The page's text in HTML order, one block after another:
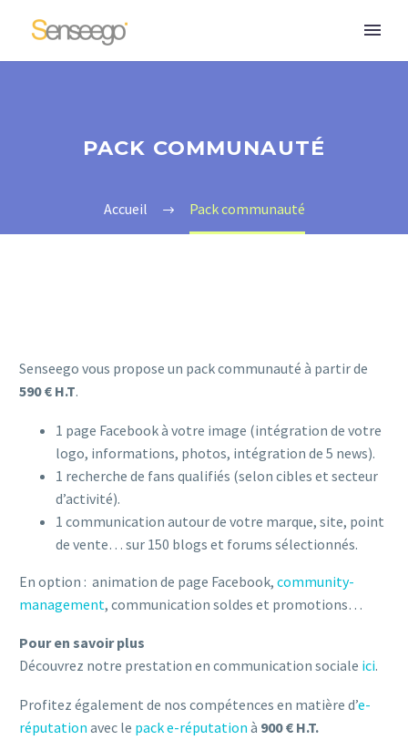
PACK COMMUNAUTÉ
Accueil Pack communauté
Senseego vous propose un pack communauté à partir de
590 € H.T.
1 page Facebook à votre image (intégration de votre
logo, informations, photos, intégration de 5 news).
1 recherche de fans qualifiés (selon cibles et secteur
d’activité).
1 communication autour de votre marque, site, point
de vente… sur 150 blogs et forums sélectionnés.
En option : animation de page Facebook, community-
management, communication soldes et promotions…
Pour en savoir plus
Découvrez notre prestation en communication sociale ici.
Profitez également de nos compétences en matière d’e-
réputation avec le pack e-réputation à 900 € H.T.